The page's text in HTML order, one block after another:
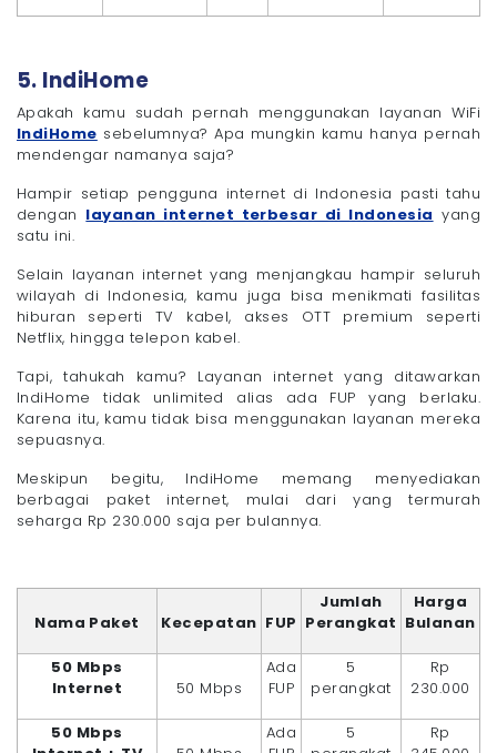
5. IndiHome
Apakah kamu sudah pernah menggunakan layanan WiFi
IndiHome sebelumnya? Apa mungkin kamu hanya pernah
mendengar namanya saja?
Hampir setiap pengguna internet di Indonesia pasti tahu
dengan layanan internet terbesar di Indonesia yang
satu ini.
Selain layanan internet yang menjangkau hampir seluruh
wilayah di Indonesia, kamu juga bisa menikmati fasilitas
hiburan seperti TV kabel, akses OTT premium seperti
Netflix, hingga telepon kabel.
Tapi, tahukah kamu? Layanan internet yang ditawarkan
IndiHome tidak unlimited alias ada FUP yang berlaku.
Karena itu, kamu tidak bisa menggunakan layanan mereka
sepuasnya.
Meskipun begitu, IndiHome memang menyediakan
berbagai paket internet, mulai dari yang termurah
seharga Rp 230.000 saja per bulannya.
Nama Paket Kecepatan FUP
Jumlah
Perangkat
Harga
Bulanan
50 Mbps
Internet
50 Mbps
Ada
FUP
5
perangkat
Rp
230.000
50 Mbps
Ada
5
Rp